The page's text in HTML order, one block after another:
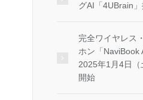
グAI「4UBrain
完全ワイヤレス
ホン「NaviBook
2025年1月4日（
開始